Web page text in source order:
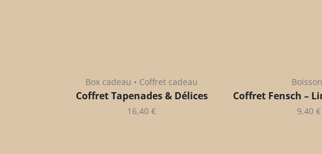
Box cadeau • Coffret cadeau
Coffret Tapenades & Délices
16,40 €
Coffret Fensch –
9,40 €